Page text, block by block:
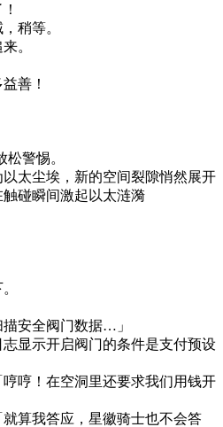
稍等。
。
善！
警惕。
太尘埃，新的空间裂隙悄然展开
碰瞬间激起以太涟漪
描安全阀门数据…」
志显示开启阀门的条件是支付预设
哼哼！在空洞里还要求我们用钱开
就算我答应，星徽骑士也不会答